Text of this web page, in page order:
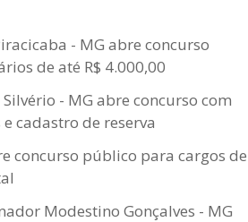
- MG abre concurso
de até R$ 4.000,00
- MG abre concurso com
cadastro de reserva
concurso público para cargos de
Modestino Gonçalves - MG